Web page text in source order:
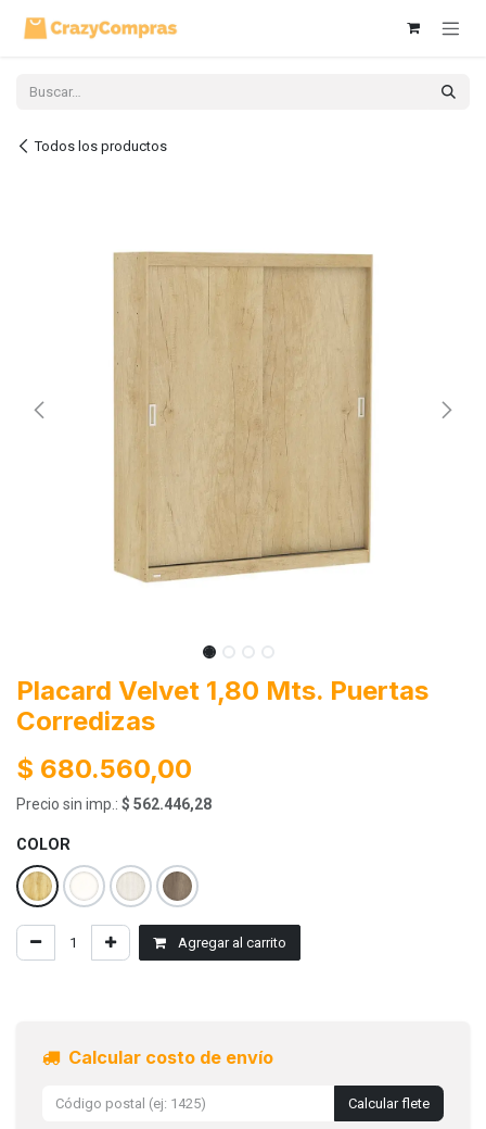
Todos los productos
Placard Velvet 1,80 Mts. Puertas
Corredizas
$ 680.560,00
Precio sin imp.: $ 562.446,28
COLOR
Agregar al carrito
Calcular costo de envío
Calcular flete